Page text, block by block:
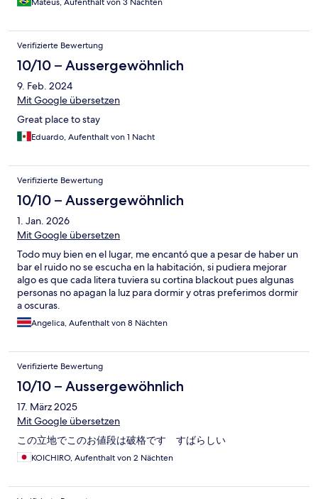
Mateus, Aufenthalt von 3 Nächten
Verifizierte Bewertung
10/10 – Aussergewöhnlich
9. Feb. 2024
Mit Google übersetzen
Great place to stay
Eduardo, Aufenthalt von 1 Nacht
Verifizierte Bewertung
10/10 – Aussergewöhnlich
1. Jan. 2026
Mit Google übersetzen
Todo muy bien en el lugar, me encantó que a pesar de haber un
bar el ruido no se escucha en la habitación, si pudiera mejorar
algo es que cada litera tuviera su cortina blackout pues algunas
personas no apagan la luz para dormir y otras preferimos dormir
a oscuras.
Angelica, Aufenthalt von 8 Nächten
Verifizierte Bewertung
10/10 – Aussergewöhnlich
17. März 2025
Mit Google übersetzen
この立地でこのお値段は破格です すばらしい
KOICHIRO, Aufenthalt von 2 Nächten